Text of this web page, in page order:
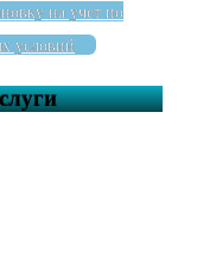
на учет по
условий